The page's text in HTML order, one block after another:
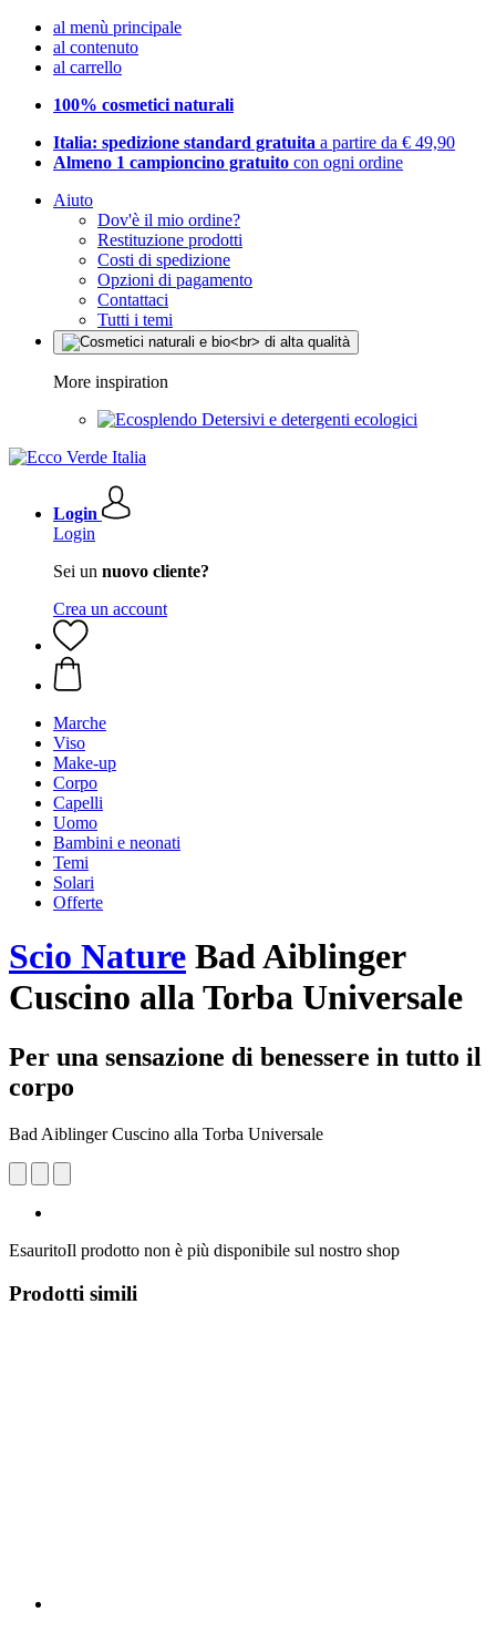
al menù principale
al contenuto
al carrello
100% cosmetici naturali
Italia: spedizione standard gratuita a partire da € 49,90
Almeno 1 campioncino gratuito con ogni ordine
Aiuto
Dov'è il mio ordine?
Restituzione prodotti
Costi di spedizione
Opzioni di pagamento
Contattaci
Tutti i temi
More inspiration
Detersivi e detergenti ecologici
Login
Login
Sei un nuovo cliente?
Crea un account
Marche
Viso
Make-up
Corpo
Capelli
Uomo
Bambini e neonati
Temi
Solari
Offerte
Scio Nature Bad Aiblinger
Cuscino alla Torba Universale
Per una sensazione di benessere in tutto il
corpo
Bad Aiblinger Cuscino alla Torba Universale
EsauritoIl prodotto non è più disponibile sul nostro shop
Prodotti simili